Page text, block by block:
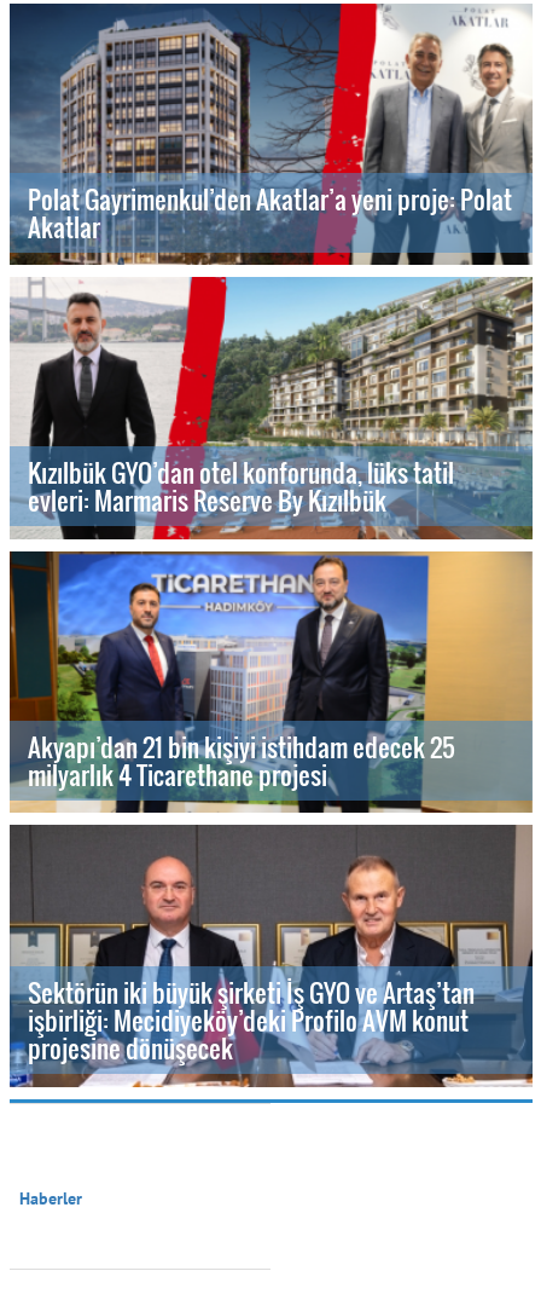
Polat Gayrimenkul’den Akatlar’a yeni proje: Polat
Akatlar
Kızılbük GYO’dan otel konforunda, lüks tatil
evleri: Marmaris Reserve By Kızılbük
Akyapı’dan 21 bin kişiyi istihdam edecek 25
milyarlık 4 Ticarethane projesi
Sektörün iki büyük şirketi İş GYO ve Artaş’tan
işbirliği: Mecidiyeköy’deki Profilo AVM konut
projesine dönüşecek
Haberler